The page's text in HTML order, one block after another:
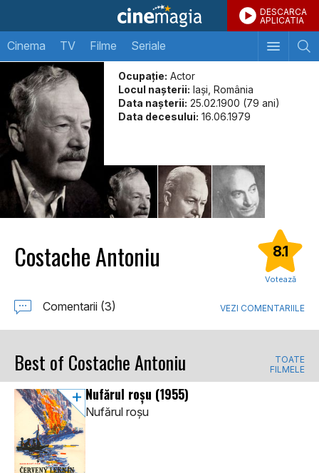
DESCARCA
APLICATIA
Cinema TV Filme Seriale
Ocupație: Actor
Locul naşterii: Iași, România
Data naşterii: 25.02.1900 (79 ani)
Data decesului: 16.06.1979
Costache Antoniu 8.1
Votează
Comentarii (3) VEZI COMENTARIILE
Best of Costache Antoniu
TOATE
FILMELE
Nufărul roșu (1955)
Nufărul roșu